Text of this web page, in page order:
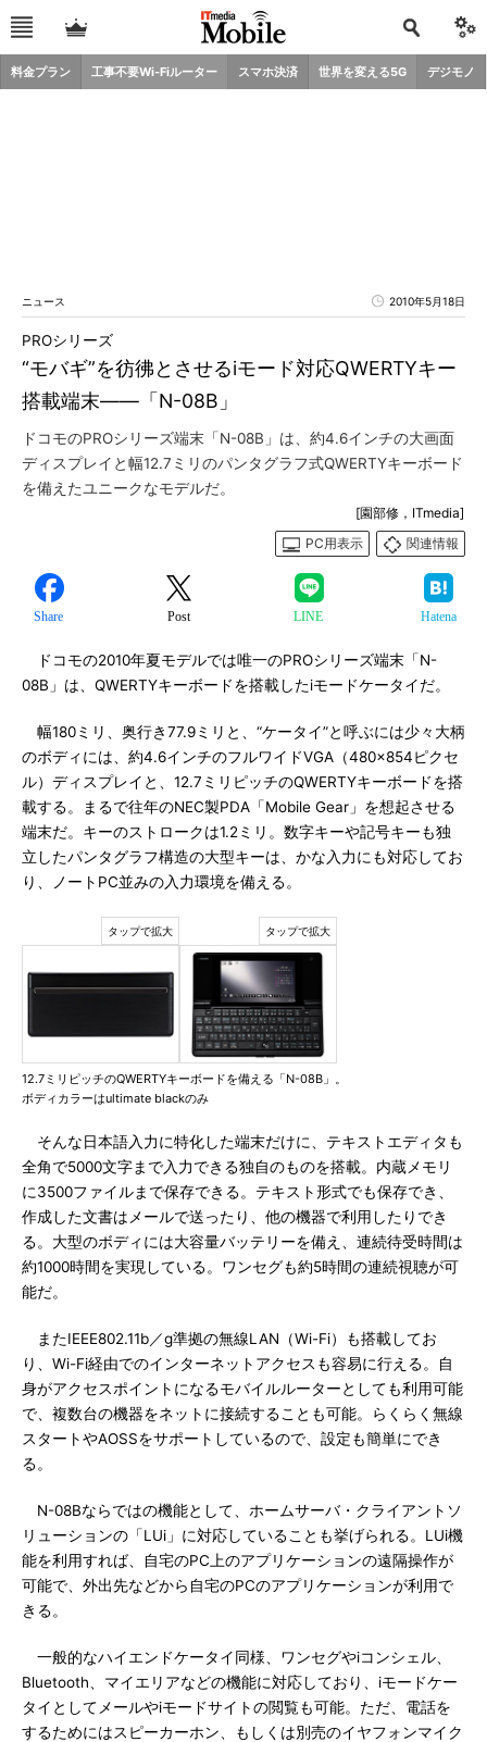
料金プラン 工事不要Wi-Fiルーター スマホ決済 世界を変える5G デジモノ
ニュース 2010年5月18日
“モバギ”を彷彿とさせるiモード対応QWERTYキー
搭載端末――「N-08B」
PROシリーズ
ドコモのPROシリーズ端末「N-08B」は、約4.6インチの大画面
ディスプレイと幅12.7ミリのパンタグラフ式QWERTYキーボード
を備えたユニークなモデルだ。
[園部修，ITmedia]
PC用表示
関連情報
Share Post LINE Hatena
ドコモの2010年夏モデルでは唯一のPROシリーズ端末「N-
08B」は、QWERTYキーボードを搭載したiモードケータイだ。
幅180ミリ、奥行き77.9ミリと、“ケータイ”と呼ぶには少々大柄
のボディには、約4.6インチのフルワイドVGA（480×854ピクセ
ル）ディスプレイと、12.7ミリピッチのQWERTYキーボードを搭
載する。まるで往年のNEC製PDA「Mobile Gear」を想起させる
端末だ。キーのストロークは1.2ミリ。数字キーや記号キーも独
立したパンタグラフ構造の大型キーは、かな入力にも対応してお
り、ノートPC並みの入力環境を備える。
12.7ミリピッチのQWERTYキーボードを備える「N-08B」。
ボディカラーはultimate blackのみ
そんな日本語入力に特化した端末だけに、テキストエディタも
全角で5000文字まで入力できる独自のものを搭載。内蔵メモリ
に3500ファイルまで保存できる。テキスト形式でも保存でき、
作成した文書はメールで送ったり、他の機器で利用したりでき
る。大型のボディには大容量バッテリーを備え、連続待受時間は
約1000時間を実現している。ワンセグも約5時間の連続視聴が可
能だ。
またIEEE802.11b／g準拠の無線LAN（Wi-Fi）も搭載してお
り、Wi-Fi経由でのインターネットアクセスも容易に行える。自
身がアクセスポイントになるモバイルルーターとしても利用可能
で、複数台の機器をネットに接続することも可能。らくらく無線
スタートやAOSSをサポートしているので、設定も簡単にでき
る。
N-08Bならではの機能として、ホームサーバ・クライアントソ
リューションの「LUi」に対応していることも挙げられる。LUi機
能を利用すれば、自宅のPC上のアプリケーションの遠隔操作が
可能で、外出先などから自宅のPCのアプリケーションが利用で
きる。
一般的なハイエンドケータイ同様、ワンセグやiコンシェル、
Bluetooth、マイエリアなどの機能に対応しており、iモードケー
タイとしてメールやiモードサイトの閲覧も可能。ただ、電話を
するためにはスピーカーホン、もしくは別売のイヤフォンマイク